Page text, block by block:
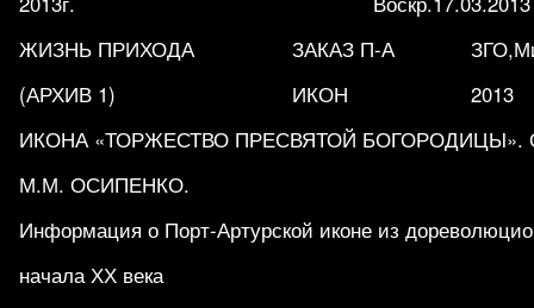
ЖИЗНЬ ПРИХОДА
(АРХИВ 1)
ЗАКАЗ П-А
ИКОН
2013
ИКОНА «ТОРЖЕСТВО ПРЕСВЯТОЙ БОГОРОДИЦЫ».
М.М. ОСИПЕНКО.
Информация о Порт-Артурской иконе из
начала ХХ века